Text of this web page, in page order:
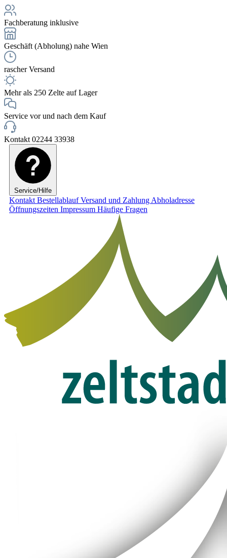
Fachberatung inklusive
Geschäft (Abholung) nahe Wien
rascher Versand
Mehr als 250 Zelte auf Lager
Service vor und nach dem Kauf
Kontakt 02244 33938
Service/Hilfe
Kontakt BestellablaufVersand und Zahlung Abholadresse
Öffnungszeiten Impressum Häufige Fragen